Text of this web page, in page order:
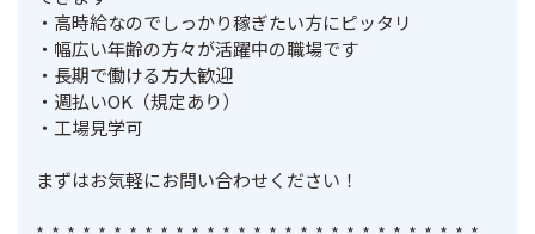
・高時給なのでしっかり稼ぎたい方にピッタリ
・幅広い年齢の方々が活躍中の職場です
・長期で働ける方大歓迎
・週払いOK（規定あり）
・工場見学可
まずはお気軽にお問い合わせください！